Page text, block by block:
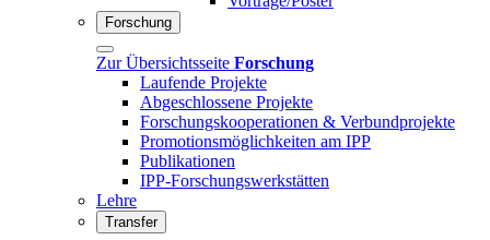
Forschung
Zur Übersichtsseite Forschung
Laufende Projekte
Abgeschlossene Projekte
Forschungskooperationen & Verbundprojekte
Promotionsmöglichkeiten am IPP
Publikationen
IPP-Forschungswerkstätten
Lehre
Transfer